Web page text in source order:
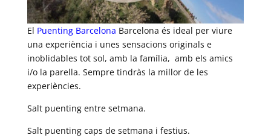
El Puenting Barcelona Barcelona és ideal per viure
una experiència i unes sensacions originals e
inoblidables tot sol, amb la família, amb els amics
i/o la parella. Sempre tindràs la millor de les
experiències.
Salt puenting entre setmana.
Salt puenting caps de setmana i festius.